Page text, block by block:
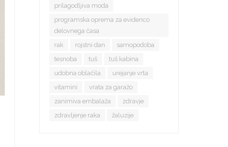
prilagodljiva moda
programska oprema za evidenco
delovnega časa
rak
rojstni dan
samopodoba
tesnoba
tuš
tuš kabina
udobna oblačila
urejanje vrta
vitamini
vrata za garažo
zanimiva embalaža
zdravje
zdravljenje raka
žaluzije